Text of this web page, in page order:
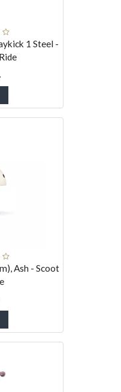
1 Steel -
Ash - Scoot